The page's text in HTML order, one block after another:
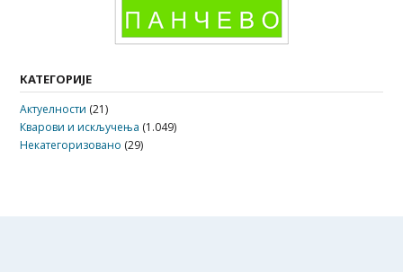
КАТЕГОРИЈЕ
Актуелности (21)
Кварови и искључења (1.049)
Некатегоризовано (29)